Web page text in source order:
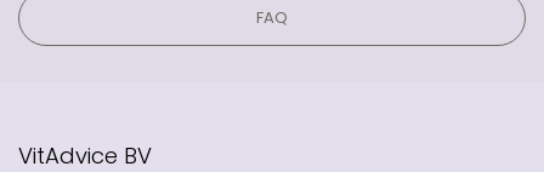
FAQ
VitAdvice BV